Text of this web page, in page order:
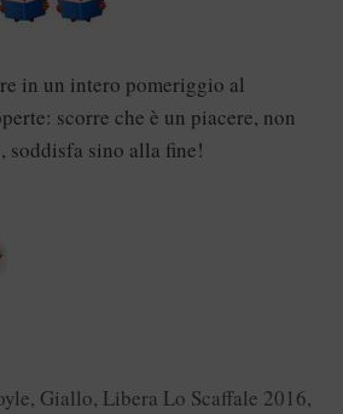
in un intero pomeriggio al
scorre che è un piacere, non
soddisfa sino alla fine!
, Giallo, Libera Lo Scaffale 2016,